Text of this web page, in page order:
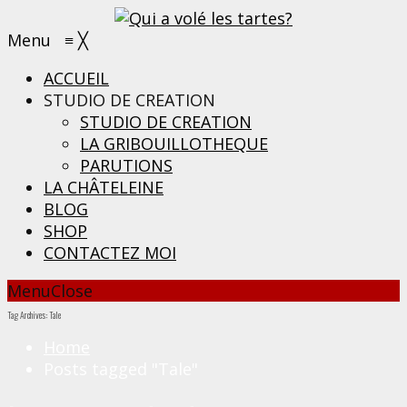
Menu ≡ ╳
ACCUEIL
STUDIO DE CREATION
STUDIO DE CREATION
LA GRIBOUILLOTHEQUE
PARUTIONS
LA CHÂTELEINE
BLOG
SHOP
CONTACTEZ MOI
MenuClose
Tag Archives: Tale